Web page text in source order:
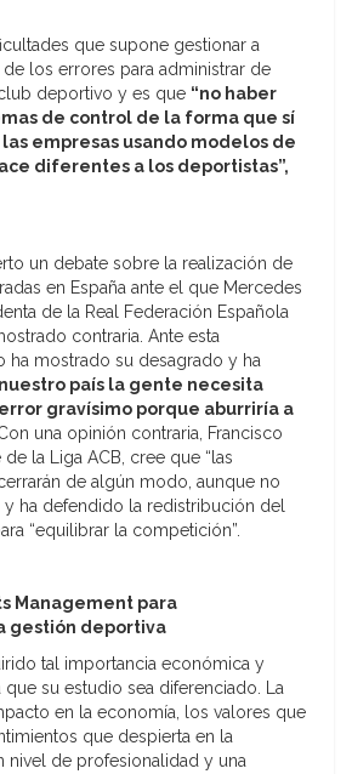
que supone gestionar a
los errores para administrar de
deportivo y es que “no haber
de control de la forma que sí
empresas usando modelos de
diferentes a los deportistas”,
un debate sobre la realización de
en España ante el que Mercedes
de la Real Federación Española
contraria. Ante esta
ha mostrado su desagrado y ha
país la gente necesita
gravísimo porque aburriría a
una opinión contraria, Francisco
la Liga ACB, cree que “las
de algún modo, aunque no
y ha defendido la redistribución del
“equilibrar la competición”.
Management para
gestión deportiva
tal importancia económica y
su estudio sea diferenciado. La
en la economía, los valores que
que despierta en la
nivel de profesionalidad y una